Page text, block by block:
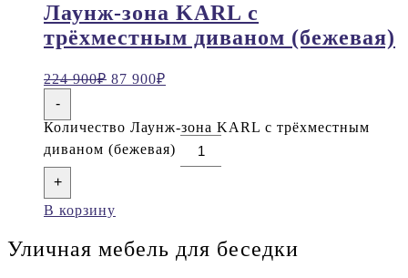
Лаунж-зона KARL с
трёхместным диваном (бежевая)
224 900₽ 87 900₽
-
Количество Лаунж-зона KARL с трёхместным
диваном (бежевая)
+
В корзину
Уличная мебель для беседки